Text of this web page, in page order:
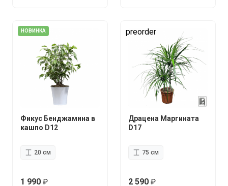
НОВИНКА
Фикус Бенджамина в
кашпо D12
20 см
1 990
preorder
Драцена Маргината
D17
75 см
2 590